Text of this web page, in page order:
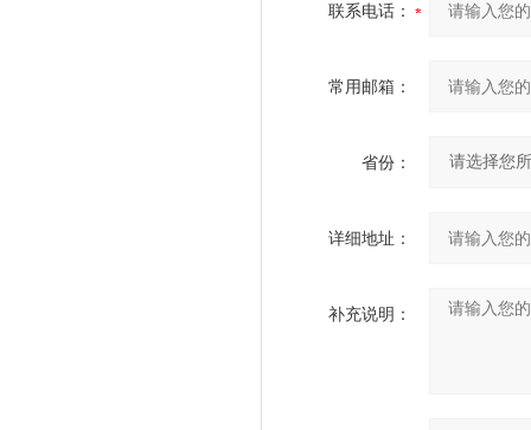
联系电话：
常用邮箱：
省份：
详细地址：
补充说明：